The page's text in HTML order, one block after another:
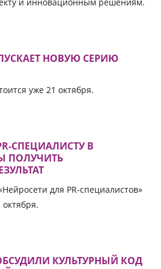
НОВУЮ СЕРИЮ
уже 21 октября.
СПЕЦИАЛИСТУ В
ПОЛУЧИТЬ
для PR-специалистов»
КУЛЬТУРНЫЙ КОД